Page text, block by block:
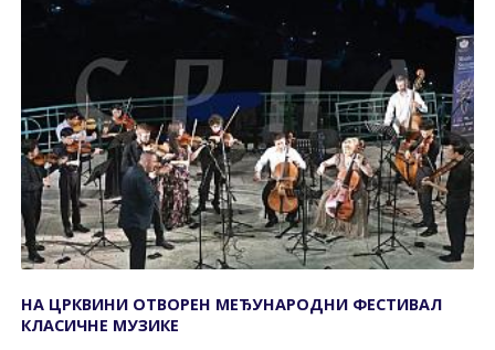
НА ЦРКВИНИ ОТВОРЕН МЕЂУНАРОДНИ ФЕСТИВАЛ
КЛАСИЧНЕ МУЗИКЕ